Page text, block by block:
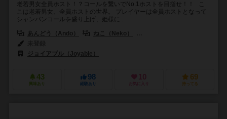
老若男女全員ホスト！？コールを繋いでNo.1ホストを目指せ！！ こ
こは老若男女、全員ホストの世界。 プレイヤーは全員ホストとなって
シャンパンコールを盛り上げ、姫様に...
あんどう（Ando）
ねこ（Neko）
ジョイアブル（Joyable）
43
興味あり
98
経験あり
10
お気に入り
69
持ってる